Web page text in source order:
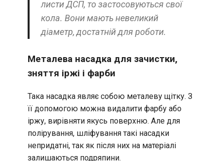
листи ДСП, то застосовуються свої
кола. Вони мають невеликий
діаметр, достатній для роботи.
Металева насадка для зачистки,
зняття іржі і фарби
Така насадка являє собою металеву щітку. З
її допомогою можна видалити фарбу або
іржу, вирівняти якусь поверхню. Але для
полірування, шліфування такі насадки
непридатні, так як після них на матеріалі
залишаються подряпини.